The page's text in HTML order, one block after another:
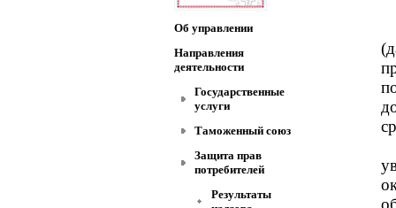
Об управлении
Направления
деятельности
Государственные
услуги
Таможенный союз
Защита прав
потребителей
Результаты